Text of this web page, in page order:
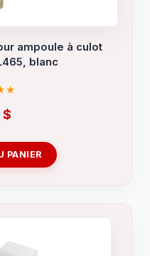
ampoule à culot
blanc
$
PANIER